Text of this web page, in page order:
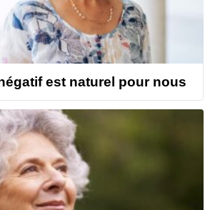
est naturel pour nous